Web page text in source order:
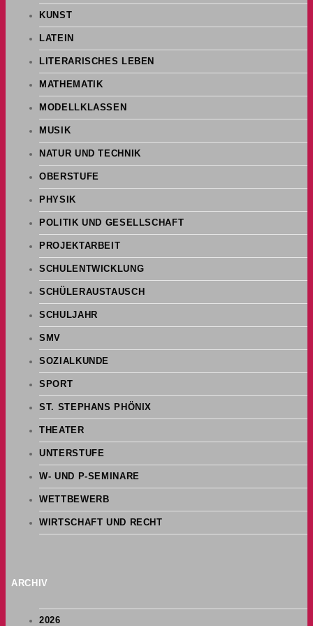
KUNST
LATEIN
LITERARISCHES LEBEN
MATHEMATIK
MODELLKLASSEN
MUSIK
NATUR UND TECHNIK
OBERSTUFE
PHYSIK
POLITIK UND GESELLSCHAFT
PROJEKTARBEIT
SCHULENTWICKLUNG
SCHÜLERAUSTAUSCH
SCHULJAHR
SMV
SOZIALKUNDE
SPORT
ST. STEPHANS PHÖNIX
THEATER
UNTERSTUFE
W- UND P-SEMINARE
WETTBEWERB
WIRTSCHAFT UND RECHT
ARCHIV
2026